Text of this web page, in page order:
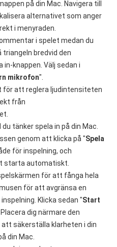
på din Mac. Navigera till
alternativet som anger
i menyraden.
i spelet medan du
triangeln bredvid den
knappen. Välj sedan i
mikrofon".
för att reglera ljudintensiteten
från
tänker spela in på din Mac.
genom att klicka på "Spela
för inspelning, och
starta automatiskt.
för att fånga hela
för att avgränsa en
Klicka sedan "Start
Placera dig närmare den
säkerställa klarheten i din
din Mac.